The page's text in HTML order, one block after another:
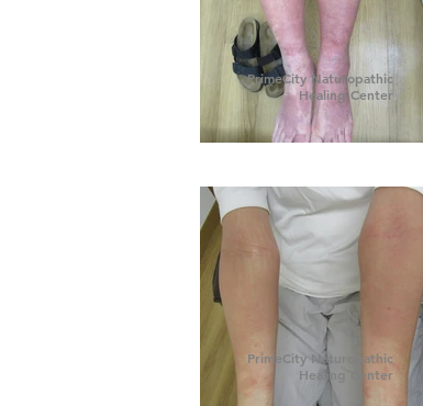
PrimeCity Naturopathic
Healing Center
PrimeCity Naturopathic
Healing Center